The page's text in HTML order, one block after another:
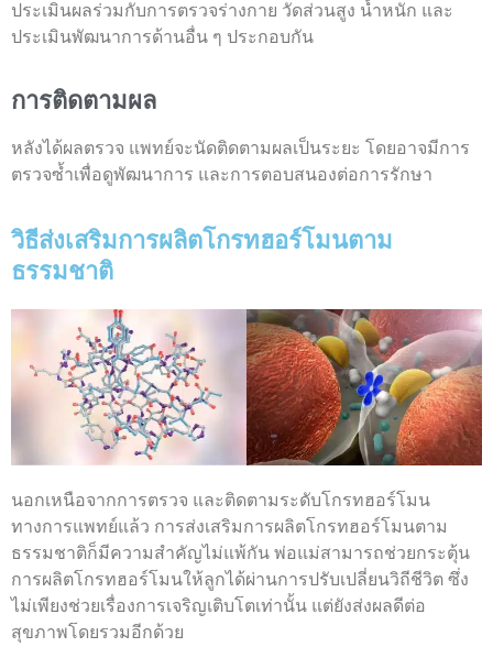
ประเมินผลร่วมกับการตรวจร่างกาย วัดส่วนสูง น้ำหนัก และ
ประเมินพัฒนาการด้านอื่น ๆ ประกอบกัน
การติดตามผล
หลังได้ผลตรวจ แพทย์จะนัดติดตามผลเป็นระยะ โดยอาจมีการ
ตรวจซ้ำเพื่อดูพัฒนาการ และการตอบสนองต่อการรักษา
วิธีส่งเสริมการผลิตโกรทฮอร์โมนตาม
ธรรมชาติ
นอกเหนือจากการตรวจ และติดตามระดับโกรทฮอร์โมน
ทางการแพทย์แล้ว การส่งเสริมการผลิตโกรทฮอร์โมนตาม
ธรรมชาติก็มีความสำคัญไม่แพ้กัน พ่อแม่สามารถช่วยกระตุ้น
การผลิตโกรทฮอร์โมนให้ลูกได้ผ่านการปรับเปลี่ยนวิถีชีวิต ซึ่ง
ไม่เพียงช่วยเรื่องการเจริญเติบโตเท่านั้น แต่ยังส่งผลดีต่อ
สุขภาพโดยรวมอีกด้วย